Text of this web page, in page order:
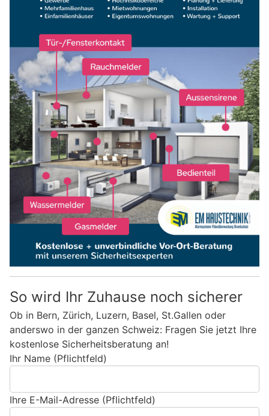
So wird Ihr Zuhause noch sicherer
Ob in Bern, Zürich, Luzern, Basel, St.Gallen oder
anderswo in der ganzen Schweiz: Fragen Sie jetzt Ihre
kostenlose Sicherheitsberatung an!
Ihr Name (Pflichtfeld)
Ihre E-Mail-Adresse (Pflichtfeld)